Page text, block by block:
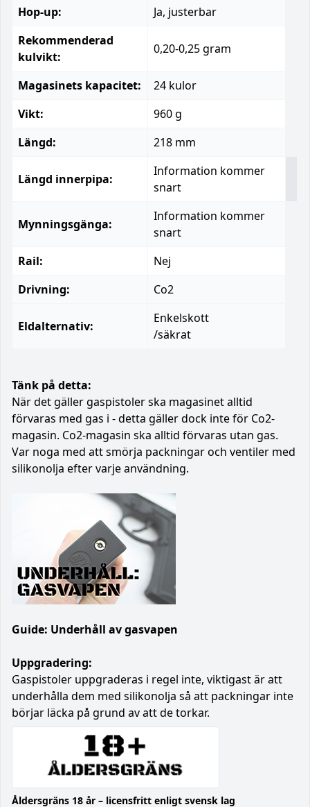
Hop-up:
Ja, justerbar
Rekommenderad
kulvikt:
0,20-0,25 gram
Magasinets kapacitet:
24 kulor
Vikt:
960 g
Längd:
218 mm
Längd innerpipa:
Information kommer
snart
Mynningsgänga:
Information kommer
snart
Rail:
Nej
Drivning:
Co2
Eldalternativ:
Enkelskott
/säkrat
Tänk på detta:
När det gäller gaspistoler ska magasinet alltid
förvaras med gas i - detta gäller dock inte för Co2-
magasin. Co2-magasin ska alltid förvaras utan gas.
Var noga med att smörja packningar och ventiler med
silikonolja efter varje användning.
Guide: Underhåll av gasvapen
Uppgradering:
Gaspistoler uppgraderas i regel inte, viktigast är att
underhålla dem med silikonolja så att packningar inte
börjar läcka på grund av att de torkar.
Åldersgräns 18 år – licensfritt enligt svensk lag